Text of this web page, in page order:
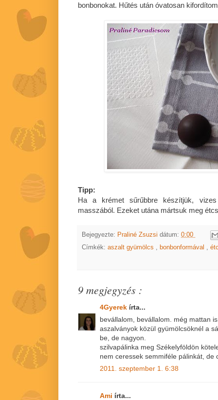
bonbonokat. Hűtés után óvatosan
Tipp:
Ha a krémet sűrűbbre készítjük,
masszából. Ezeket utána mártsuk meg
Bejegyezte: Praliné Zsuzsi dátum: 0:00
Címkék: aszalt gyümölcs , bonbonformával ,
9 megjegyzés :
4Gyerek írta...
bevállalom, bevállalom. még mattan
aszalványok közül gyümölcsöknél a
be, de nagyon.
szilvapálinka meg Székelyföldön
nem ceressek semmiféle pálinkát, de
2011. szeptember 1. 6:38
Ami írta...